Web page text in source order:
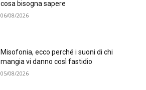
cosa bisogna sapere
06/08/2026
Misofonia, ecco perché i suoni di chi
mangia vi danno così fastidio
05/08/2026